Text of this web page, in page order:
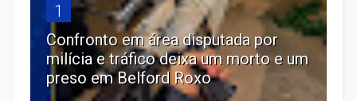
1
Confronto em área disputada por
milícia e tráfico deixa um morto e um
preso em Belford Roxo